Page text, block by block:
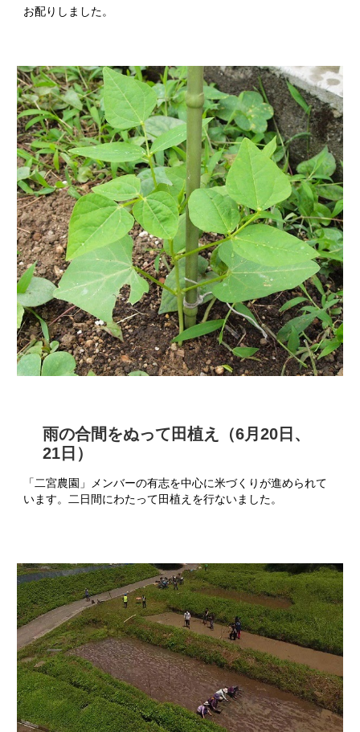
お配りしました。
雨の合間をぬって田植え（6月20日、
21日）
「二宮農園」メンバーの有志を中心に米づくりが進められて
います。二日間にわたって田植えを行ないました。